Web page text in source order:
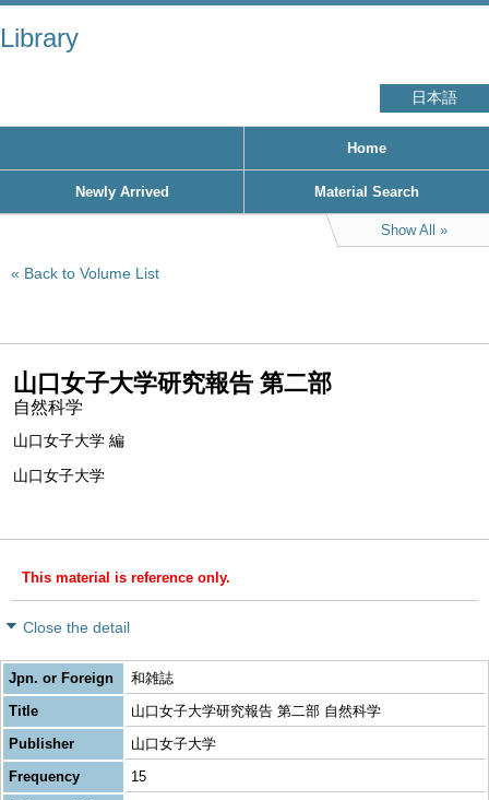
Library
日本語
Home
Newly Arrived Material Search
Show All
Back to Volume List
山口女子大学研究報告 第二部
自然科学
山口女子大学 編
山口女子大学
This material is reference only.
Close the detail
Jpn. or Foreign
和雑誌
Title
山口女子大学研究報告 第二部 自然科学
Publisher
山口女子大学
Frequency
15